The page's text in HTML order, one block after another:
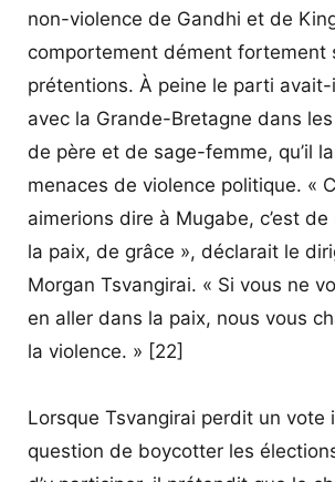
non-violence de Gandhi et de
comportement dément fortement
prétentions. À peine le parti
avec la Grande-Bretagne dans
de père et de sage-femme, qu’il
menaces de violence politique. «
aimerions dire à Mugabe, c’est de
la paix, de grâce », déclarait le
Morgan Tsvangirai. « Si vous ne
en aller dans la paix, nous vous
la violence. » [22]
Lorsque Tsvangirai perdit un vote
question de boycotter les